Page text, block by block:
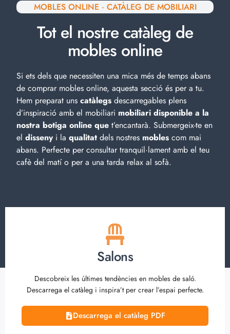
MOBLES ONLINE · CATÀLEG DE MOBILIARI
Tot el nostre catàleg de
mobles online
Si ets dels que necessiten una mica més de temps abans
de comprar mobles online, aquesta secció és per a tu.
Hem preparat uns catàlegs descarregables plens
d’inspiració amb el mobiliari mobiliari disponible a la
nostra botiga online que t’encantarà. Submergeix-te en
el dissenyi la qualitat dels nostres mobles com mai
abans. Perfecte per consultar tranquil·lament amb el teu
cafè del matí o per a una tarda relax al sofà.
Salons
Descobreix les últimes tendències en mobles de saló.
Descarrega el catàleg i inspira’t per crear l’espai perfecte.
Descarrega el catàleg PDF